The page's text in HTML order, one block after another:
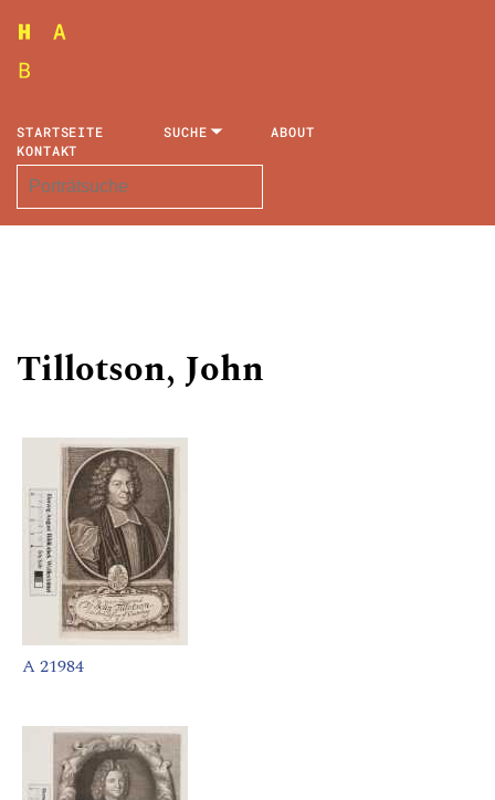
STARTSEITE SUCHE
ABOUT
KONTAKT
Tillotson, John
A 21984